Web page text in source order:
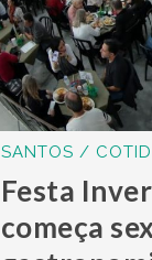
SANTOS /
Festa
começa